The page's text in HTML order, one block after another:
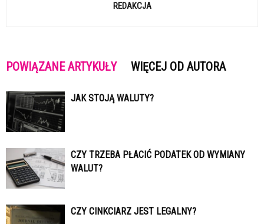
REDAKCJA
POWIĄZANE ARTYKUŁY WIĘCEJ OD AUTORA
JAK STOJĄ WALUTY?
CZY TRZEBA PŁACIĆ PODATEK OD WYMIANY
WALUT?
CZY CINKCIARZ JEST LEGALNY?